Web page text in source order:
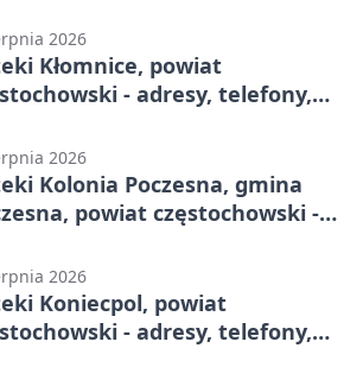
2026
Kłomnice, powiat
- adresy, telefony,
2026
Kolonia Poczesna, gmina
powiat częstochowski -
2026
Koniecpol, powiat
- adresy, telefony,